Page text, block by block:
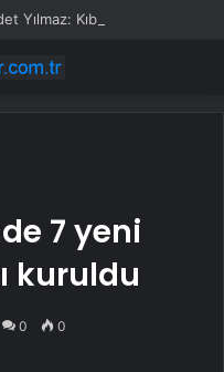
7 yeni
kuruldu
0 0